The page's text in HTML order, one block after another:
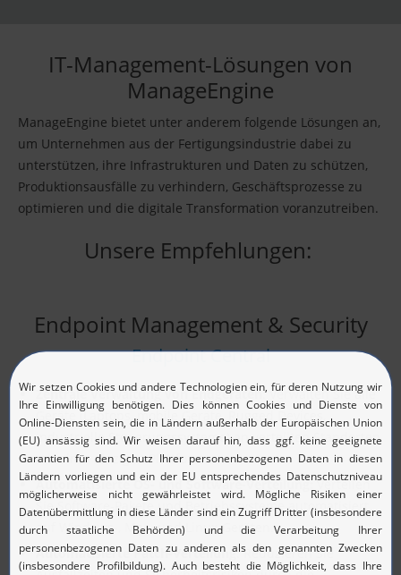
IT-Management-Lösungen von
ManageEngine
ManageEngine bietet unter anderem folgende Lösungen an,
um Unternehmen aus der Fertigungsindustrie dabei zu
unterstützen, ihre Infrastrukturen und Daten zu schützen,
Produktionsausfälle zu verhindern, Geschäftsprozesse zu
optimieren und die digitale Transformation voranzutreiben.
Unsere Empfehlungen:
Endpoint Management & Security
Endpoint Central
Zentrale Verwaltung von Endgeräten: Verwalten Sie alle
Geräte (Laptops, mobile Geräte, Rugged Devices,
industrielle Steuerungssysteme) an verteilten Standorten
mit einer einzigen Plattform.
Automatisierte OS- und Software-Verteilung:Verteilen
Sie Software-Pakete und Betriebssysteme automatisiert
auf Windows-, Mac- und Linux-Geräten.
Automatisierte Patch-Verteilung: Reduzieren Sie